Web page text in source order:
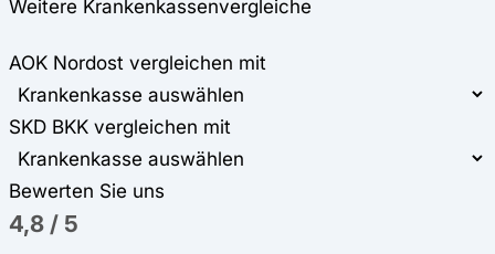
Weitere Krankenkassenvergleiche
AOK Nordost vergleichen mit
SKD BKK vergleichen mit
Bewerten Sie uns
4,8 / 5